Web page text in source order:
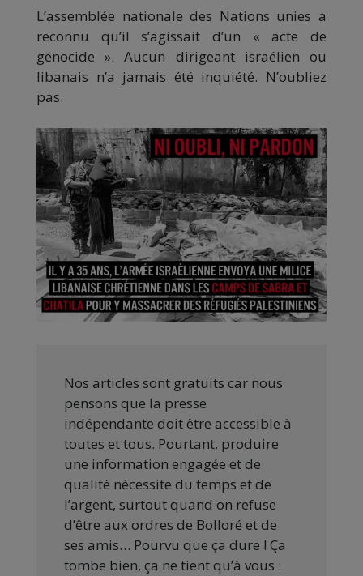
L’assemblée nationale des Nations unies a
reconnu qu’il s’agissait d’un « acte de
génocide ». Aucun dirigeant israélien ou
libanais n’a jamais été inquiété. N’oubliez
pas.
Nos articles sont gratuits car nous
pensons que la presse
indépendante doit être accessible à
toutes et tous. Pourtant, produire
une information engagée et de
qualité nécessite du temps et de
l’argent, surtout quand on refuse
d’être aux ordres de Bolloré et de
ses amis… Pourvu que ça dure ! Ça
tombe bien, ça ne tient qu’à vous :